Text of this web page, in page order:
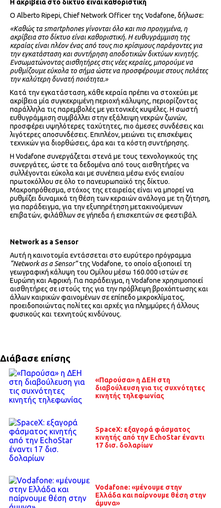
Η ακρίβεια στο δίκτυο είναι καθοριστική
Ο Alberto Ripepi, Chief Network Officer της Vodafone, δήλωσε:
«Καθώς τα smartphones γίνονται όλο και πιο προηγμένα, η
ακρίβεια στο δίκτυο είναι καθοριστική. Η ευθυγράμμιση της
κεραίας είναι πλέον ένας από τους πιο κρίσιμους παράγοντες για
την εγκατάσταση και συντήρηση αποδοτικών δικτύων κινητής.
Ενσωματώνοντας αισθητήρες στις νέες κεραίες, μπορούμε να
ρυθμίζουμε εύκολα το σήμα ώστε να προσφέρουμε στους πελάτες
την καλύτερη δυνατή ποιότητα.»
Κατά την εγκατάσταση, κάθε κεραία πρέπει να στοχεύει με
ακρίβεια μία συγκεκριμένη περιοχή κάλυψης, περιορίζοντας
παράλληλα τις παρεμβολές με γειτονικές κυψέλες. Η σωστή
ευθυγράμμιση συμβάλλει στην εξάλειψη νεκρών ζωνών,
προσφέρει υψηλότερες ταχύτητες, πιο άμεσες συνδέσεις και
λιγότερες αποσυνδέσεις. Επιπλέον, μειώνει τις επισκέψεις
τεχνικών για διορθώσεις, άρα και τα κόστη συντήρησης.
Η Vodafone συνεργάζεται στενά με τους τεχνολογικούς της
συνεργάτες, ώστε τα δεδομένα από τους αισθητήρες να
συλλέγονται εύκολα και με συνέπεια μέσω ενός ενιαίου
πρωτοκόλλου σε όλο το πανευρωπαϊκό της δίκτυο.
Μακροπρόθεσμα, στόχος της εταιρείας είναι να μπορεί να
ρυθμίζει δυναμικά τη θέση των κεραιών ανάλογα με τη ζήτηση,
για παράδειγμα, για την εξυπηρέτηση μετακινούμενων
επιβατών, φιλάθλων σε γήπεδα ή επισκεπτών σε φεστιβάλ.
Network as a Sensor
Αυτή η καινοτομία εντάσσεται στο ευρύτερο πρόγραμμα
“Network as a Sensor”της Vodafone, το οποίο αξιοποιεί τη
γεωγραφική κάλυψη του Ομίλου μέσω 160.000 ιστών σε
Ευρώπη και Αφρική. Για παράδειγμα, η Vodafone χρησιμοποιεί
αισθητήρες σε ιστούς της για την πρόβλεψη βροχόπτωσης και
άλλων καιρικών φαινομένων σε επίπεδο μικροκλίματος,
προειδοποιώντας πολίτες και αρχές για πλημμύρες ή άλλους
φυσικούς και τεχνητούς κινδύνους.
Διάβασε επίσης
«Παρούσα» η ΔΕΗ στη
διαβούλευση για τις συχνότητες
κινητής τηλεφωνίας
SpaceX: εξαγορά φάσματος
κινητής από την EchoStar έναντι
17 δισ. δολαρίων
Vodafone: «μένουμε στην
Ελλάδα και παίρνουμε θέση στην
άμυνα»